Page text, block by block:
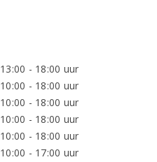
13:00 - 18:00 uur
10:00 - 18:00 uur
10:00 - 18:00 uur
10:00 - 18:00 uur
10:00 - 18:00 uur
10:00 - 17:00 uur